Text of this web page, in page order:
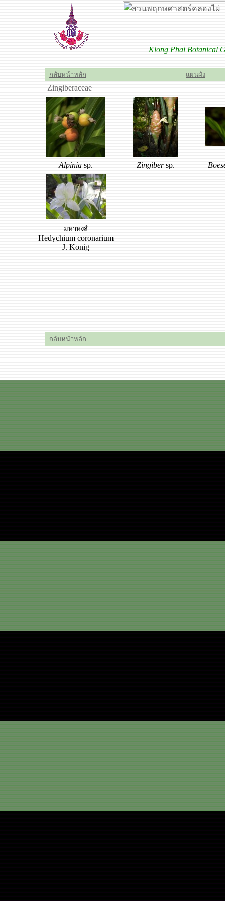
Klong Phai Botanical
กลับหน้าหลัก แผนผัง
Zingiberaceae
Alpiniasp. Zingibersp.
มหาหงส์
Hedychium coronarium
J. Konig
กลับหน้าหลัก